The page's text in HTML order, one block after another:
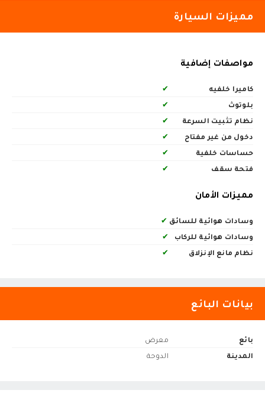
مميزات السيارة
مواصفات إضافية
كاميرا خلفيه
✔
بلوتوث
✔
نظام تثبيت السرعة
✔
دخول من غير مفتاح
✔
حساسات خلفية
✔
فتحة سقف
✔
مميزات الأمان
وسادات هوائية للسائق ✔
وسادات هوائية للركاب
✔
نظام مانع الإنزلاق
✔
بيانات البائع
بائع
معرض
المدينة
الدوحة